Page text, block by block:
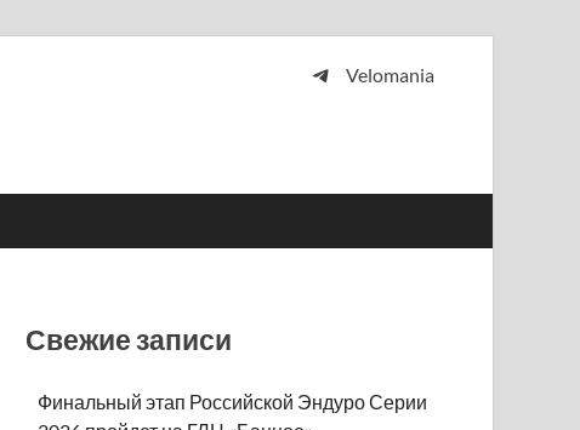
Velomania
Свежие записи
Финальный этап Российской Эндуро Серии